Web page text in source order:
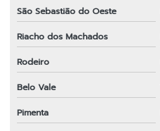
São Sebastião do Oeste
Riacho dos Machados
Rodeiro
Belo Vale
Pimenta